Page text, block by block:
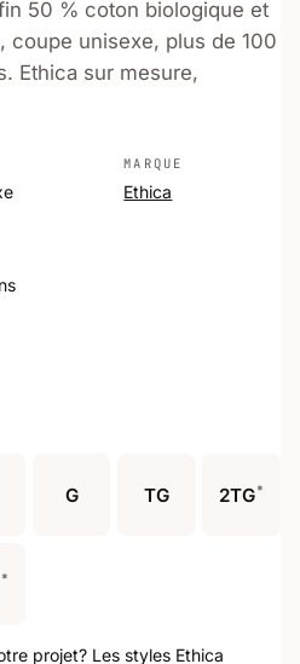
50 % coton biologique et
coupe unisexe, plus de 100
Ethica sur mesure,
MARQUE
Ethica
G TG 2TG*
*
projet? Les styles Ethica